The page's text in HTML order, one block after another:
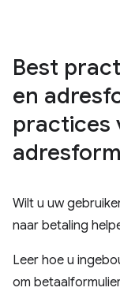
Best
en
practices
Wilt u uw
naar betaling
Leer hoe u
om